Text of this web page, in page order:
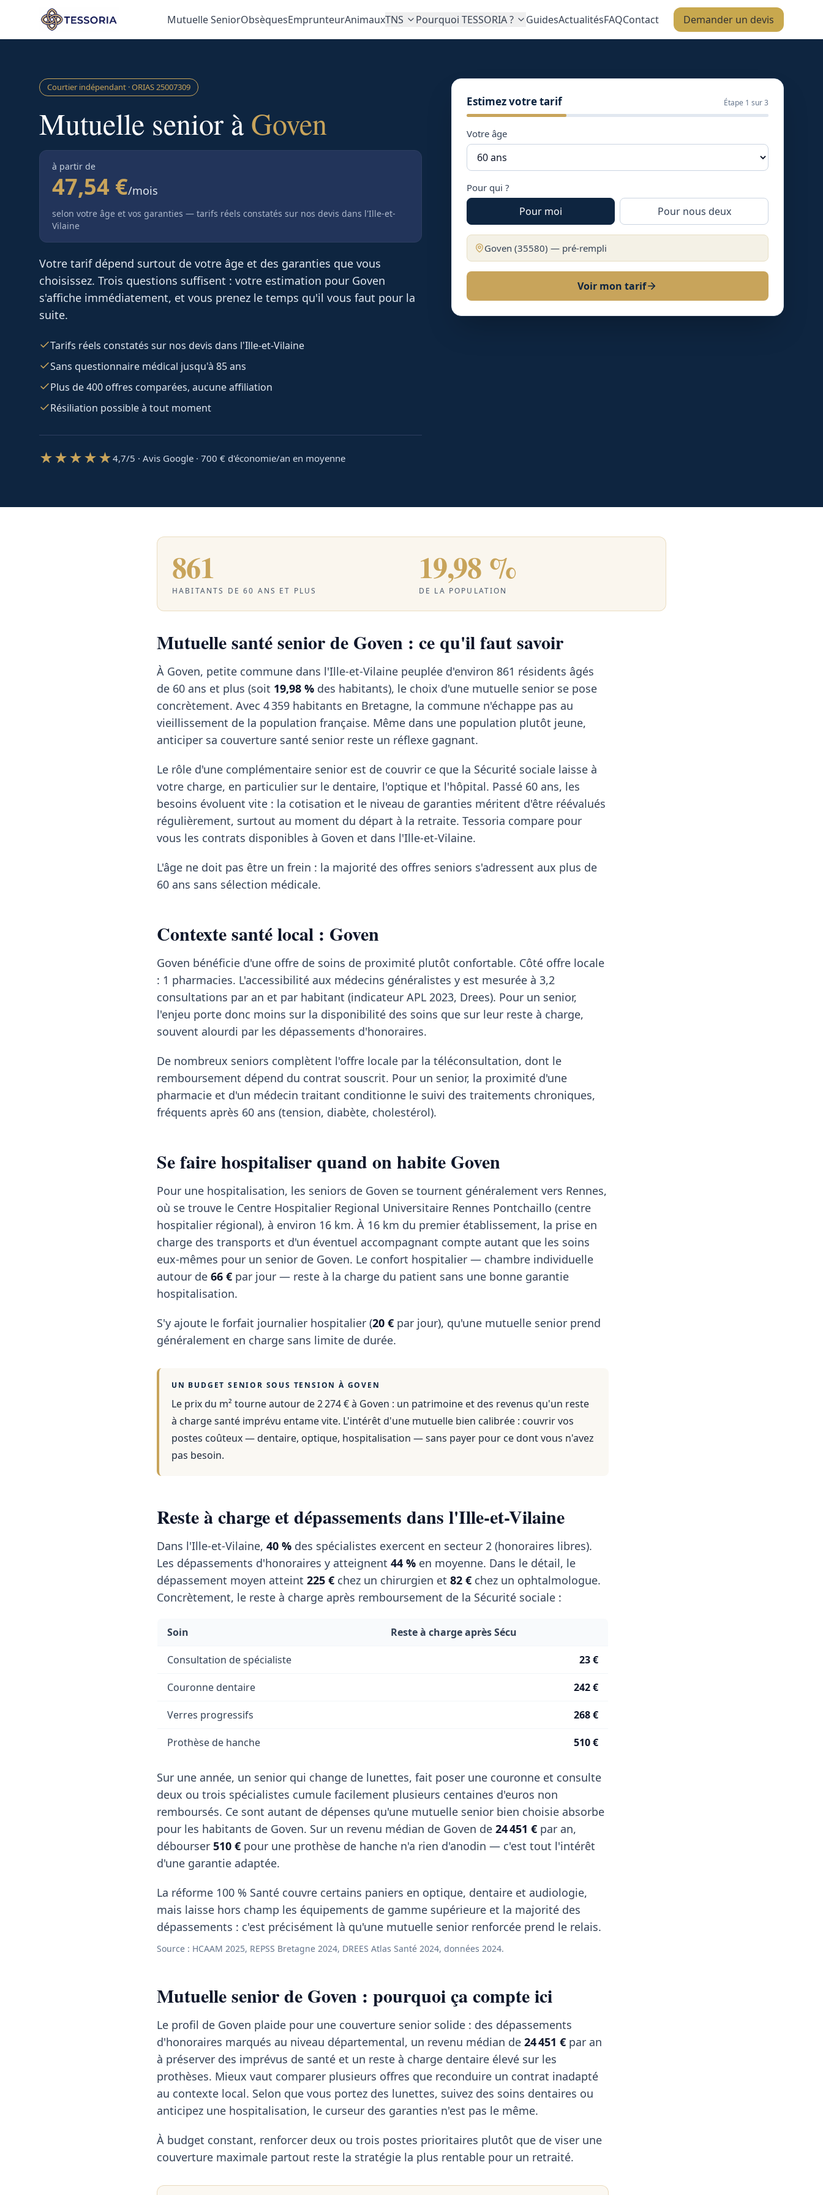
Aller au contenu principal
Mutuelle SeniorObsèquesEmprunteurAnimauxTNS Pourquoi TESSORIA ? GuidesActualitésFAQContact Demander un devis
Courtier indépendant · ORIAS25007309
Mutuelle senior àGoven
à partir de
47,54 €/mois
selon votre âge et vos garanties — tarifs réels constatés sur nos devis dans l'Ille-et-
Vilaine
Votre tarif dépend surtout de votre âge et des garanties que vous
choisissez. Trois questions suffisent : votre estimation pour Goven
s'affiche immédiatement, et vous prenez le temps qu'il vous faut pour la
suite.
Tarifs réels constatés sur nos devis dans l'Ille-et-Vilaine
Sans questionnaire médical jusqu'à 85 ans
Plus de 400 offres comparées, aucune affiliation
Résiliation possible à tout moment
★★★★★4,7/5 · Avis Google · 700 € d'économie/an en moyenne
Estimez votre tarif Étape 1 sur 3
Votre âge
Pour qui ?
Pour moi Pour nous deux
Goven (35580) — pré-rempli
Voir mon tarif
861
HABITANTS DE 60 ANS ET PLUS
19,98 %
DE LA POPULATION
Mutuelle santé senior de Goven : ce qu'il faut savoir
À Goven, petite commune dans l'Ille-et-Vilaine peuplée d'environ 861 résidents âgés
de 60 ans et plus (soit 19,98 % des habitants), le choix d'une mutuelle senior se pose
concrètement. Avec 4 359 habitants en Bretagne, la commune n'échappe pas au
vieillissement de la population française. Même dans une population plutôt jeune,
anticiper sa couverture santé senior reste un réflexe gagnant.
Le rôle d'une complémentaire senior est de couvrir ce que la Sécurité sociale laisse à
votre charge, en particulier sur le dentaire, l'optique et l'hôpital. Passé 60 ans, les
besoins évoluent vite : la cotisation et le niveau de garanties méritent d'être réévalués
régulièrement, surtout au moment du départ à la retraite. Tessoria compare pour
vous les contrats disponibles à Goven et dans l'Ille-et-Vilaine.
L'âge ne doit pas être un frein : la majorité des offres seniors s'adressent aux plus de
60 ans sans sélection médicale.
Contexte santé local : Goven
Goven bénéficie d'une offre de soins de proximité plutôt confortable. Côté offre locale
: 1 pharmacies. L'accessibilité aux médecins généralistes y est mesurée à 3,2
consultations par an et par habitant (indicateur APL 2023, Drees). Pour un senior,
l'enjeu porte donc moins sur la disponibilité des soins que sur leur reste à charge,
souvent alourdi par les dépassements d'honoraires.
De nombreux seniors complètent l'offre locale par la téléconsultation, dont le
remboursement dépend du contrat souscrit. Pour un senior, la proximité d'une
pharmacie et d'un médecin traitant conditionne le suivi des traitements chroniques,
fréquents après 60 ans (tension, diabète, cholestérol).
Se faire hospitaliser quand on habite Goven
Pour une hospitalisation, les seniors de Goven se tournent généralement vers Rennes,
où se trouve le Centre Hospitalier Regional Universitaire Rennes Pontchaillo (centre
hospitalier régional), à environ 16 km. À 16 km du premier établissement, la prise en
charge des transports et d'un éventuel accompagnant compte autant que les soins
eux-mêmes pour un senior de Goven. Le confort hospitalier — chambre individuelle
autour de 66 € par jour — reste à la charge du patient sans une bonne garantie
hospitalisation.
S'y ajoute le forfait journalier hospitalier (20 € par jour), qu'une mutuelle senior prend
généralement en charge sans limite de durée.
UN BUDGET SENIOR SOUS TENSION À GOVEN
Le prix du m² tourne autour de 2 274 €à Goven : un patrimoine et des revenus qu'un reste
à charge santé imprévu entame vite. L'intérêt d'une mutuelle bien calibrée : couvrir vos
postes coûteux — dentaire, optique, hospitalisation — sans payer pour ce dont vous n'avez
pas besoin.
Reste à charge et dépassements dans l'Ille-et-Vilaine
Dans l'Ille-et-Vilaine, 40 % des spécialistes exercent en secteur 2 (honoraires libres).
Les dépassements d'honoraires y atteignent 44 % en moyenne. Dans le détail, le
dépassement moyen atteint 225 € chez un chirurgien et 82 € chez un ophtalmologue.
Concrètement, le reste à charge après remboursement de la Sécurité sociale :
Soin Reste à charge après Sécu
Consultation de spécialiste 23 €
Couronne dentaire 242 €
Verres progressifs 268 €
Prothèse de hanche 510 €
Sur une année, un senior qui change de lunettes, fait poser une couronne et consulte
deux ou trois spécialistes cumule facilement plusieurs centaines d'euros non
remboursés. Ce sont autant de dépenses qu'une mutuelle senior bien choisie absorbe
pour les habitants de Goven. Sur un revenu médian de Goven de 24 451 € par an,
débourser 510 € pour une prothèse de hanche n'a rien d'anodin — c'est tout l'intérêt
d'une garantie adaptée.
La réforme 100 % Santé couvre certains paniers en optique, dentaire et audiologie,
mais laisse hors champ les équipements de gamme supérieure et la majorité des
dépassements : c'est précisément là qu'une mutuelle senior renforcée prend le relais.
Source : HCAAM 2025, REPSS Bretagne 2024, DREES Atlas Santé 2024, données 2024.
Mutuelle senior de Goven : pourquoi ça compte ici
Le profil de Goven plaide pour une couverture senior solide : des dépassements
d'honoraires marqués au niveau départemental, un revenu médian de 24 451 € par an
à préserver des imprévus de santé et un reste à charge dentaire élevé sur les
prothèses. Mieux vaut comparer plusieurs offres que reconduire un contrat inadapté
au contexte local. Selon que vous portez des lunettes, suivez des soins dentaires ou
anticipez une hospitalisation, le curseur des garanties n'est pas le même.
À budget constant, renforcer deux ou trois postes prioritaires plutôt que de viser une
couverture maximale partout reste la stratégie la plus rentable pour un retraité.